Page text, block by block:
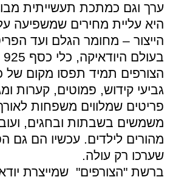
ערך וגם כמתכת תעשייתית
היא עליית מחירים שמשפיעה
הייצור – מחומר הגלם ועד
הצורפים תמיד תפסו מקום של
גביעי קידוש, פמוטים, קערות
פריטים שמלווים משפחות
משמשים בשבתות ובחגים,
מהורים לילדים. עכשיו הם גם
שערכו רק עולה.
ברשת "הצורפים" שמייצרת